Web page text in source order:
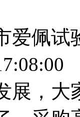
爱佩试
展，